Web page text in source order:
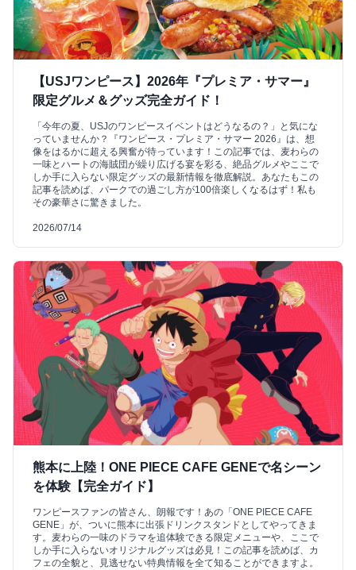
【USJワンピース】2026年『プレミア・サマー』
限定グルメ＆グッズ完全ガイド！
「今年の夏、USJのワンピースイベントはどうなるの？」と気にな
っていませんか？『ワンピース・プレミア・サマー 2026』は、想
像をはるかに超える興奮が待っています！この記事では、麦わらの
一味とハートの海賊団が繰り広げる宴を彩る、絶品グルメやここで
しか手に入らない限定グッズの最新情報を徹底解説。あなたもこの
記事を読めば、パークでの過ごし方が100倍楽しくなるはず！私も
その豪華さに驚きました。
2026/07/14
熊本に上陸！ONE PIECE CAFE GENEで名シーン
を体験【完全ガイド】
ワンピースファンの皆さん、朗報です！あの「ONE PIECE CAFE
GENE」が、ついに熊本に出張ドリンクスタンドとしてやってきま
す。麦わらの一味のドラマを追体験できる限定メニューや、ここで
しか手に入らないオリジナルグッズは必見！この記事を読めば、カ
フェの全貌と、見逃せない特典情報を全て知ることができますよ。